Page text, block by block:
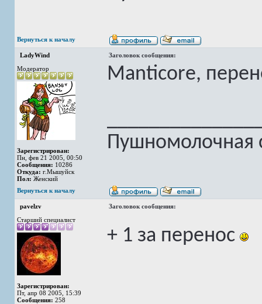
Вернуться к началу
LadyWind
Заголовок сообщения:
Модератор
Зарегистрирован:
Пн, фев 21 2005, 00:50
Сообщения: 10286
Откуда: г.Мышуйск
Пол: Женский
Manticore,
Пушномолочная
Вернуться к началу
pavelzv
Заголовок сообщения:
Старший специалист
Зарегистрирован:
Пт, апр 08 2005, 15:39
Сообщения: 258
+ 1 за перенос